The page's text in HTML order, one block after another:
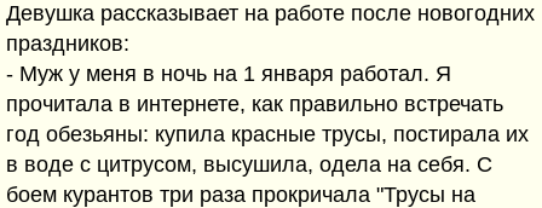
Девушка рассказывает на работе после новогодних
праздников:
- Муж у меня в ночь на 1 января работал. Я
прочитала в интернете, как правильно встречать
год обезьяны: купила красные трусы, постирала их
в воде с цитрусом, высушила, одела на себя. С
боем курантов три раза прокричала "Трусы на